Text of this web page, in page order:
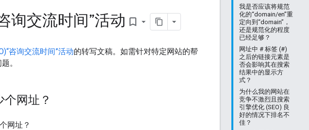
我是否应该将规范
化的“domain/en”重
定向到“domain”，
还是规范化的程度
已经足够？
网址中 # 标签 (#)
之后的链接元素是
否会影响其在搜索
结果中的显示方
式？
为什么我的网站在
竞争不激烈且搜索
引擎优化 (SEO) 良
好的情况下排名不
佳？
询交流时间”活动 bookmark_border
咨询交流时间”活动的转写文稿。如需针对特定网站的帮
。
网址？
网址？